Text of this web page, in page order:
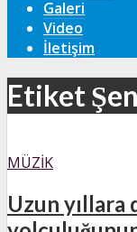
Galeri
Video
İletişim
Etiket
MÜZIK
Uzun yıllara